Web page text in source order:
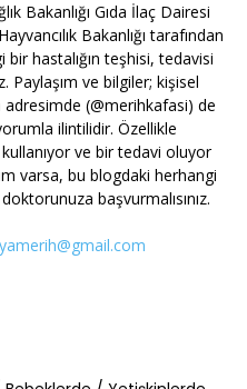
Bakanlığı Gıda İlaç Dairesi
Bakanlığı tarafından
hastalığın teşhisi, tedavisi
ve bilgiler; kişisel
adresimde (@merihkafasi) de
ilintilidir. Özellikle
ve bir tedavi oluyor
varsa, bu blogdaki herhangi
başvurmalısınız.